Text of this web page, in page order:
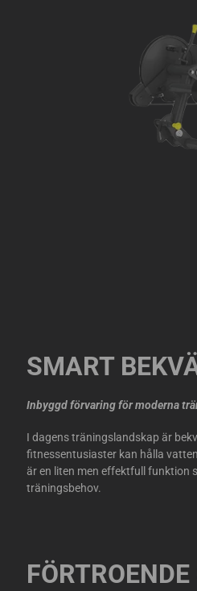
SMART
Inbyggd förvaring för moderna
I dagens träningslandskap är
fitnessentusiaster kan hålla
är en liten men effektfull funktion
träningsbehov.